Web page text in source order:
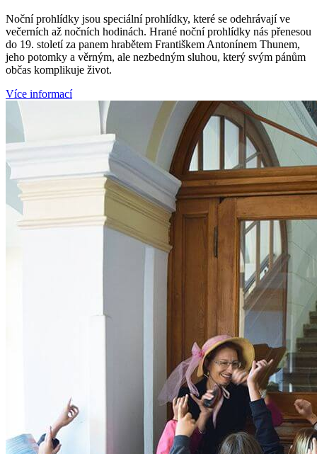
Noční prohlídky jsou speciální prohlídky, které se odehrávají ve
večerních až nočních hodinách. Hrané noční prohlídky nás přenesou
do 19. století za panem hrabětem Františkem Antonínem Thunem,
jeho potomky a věrným, ale nezbedným sluhou, který svým pánům
občas komplikuje život.
Více informací